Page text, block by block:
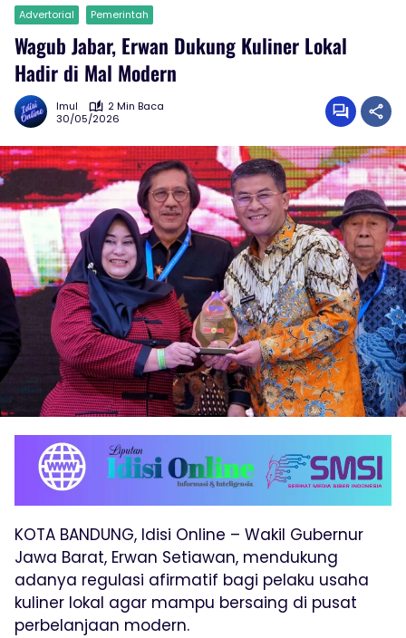
Advertorial Pemerintah
Wagub Jabar, Erwan Dukung Kuliner Lokal
Hadir di Mal Modern
Imul
2 Min Baca
30/05/2026
KOTA BANDUNG, Idisi Online – Wakil Gubernur
Jawa Barat, Erwan Setiawan, mendukung
adanya regulasi afirmatif bagi pelaku usaha
kuliner lokal agar mampu bersaing di pusat
perbelanjaan modern.